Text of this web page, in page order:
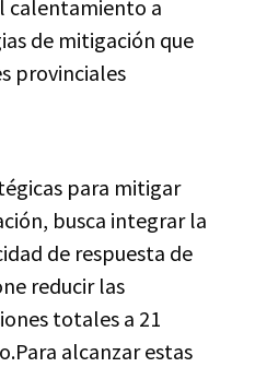
calentamiento a
de mitigación que
provinciales
para mitigar
busca integrar la
de respuesta de
reducir las
totales a 21
alcanzar estas